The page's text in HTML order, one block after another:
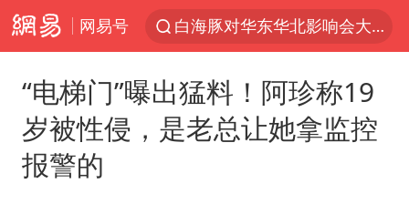
网易号
央视新主播李秋莹母校发文祝贺
上门女婿出轨女邻居多年被判重婚罪
国足U17与阿森纳决赛取消 并列冠军
“电梯门”曝出猛料！阿珍称19
岁被性侵，是老总让她拿监控
报警的